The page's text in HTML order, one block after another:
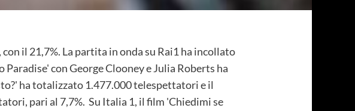
il 21,7%. La partita in onda su Rai1 ha incollato
con George Clooney e Julia Roberts ha
ha totalizzato 1.477.000 telespettatori e il
pari al 7,7%. Su Italia 1, il film 'Chiedimi se